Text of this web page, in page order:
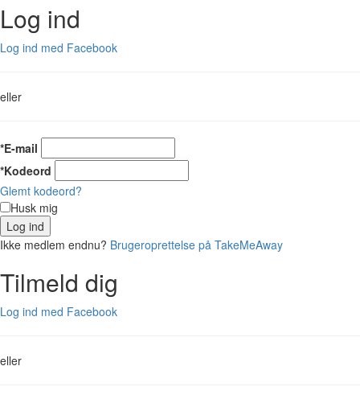
Log ind
Log ind med Facebook
eller
*E-mail
*Kodeord
Glemt kodeord?
Husk mig
Log ind
Ikke medlem endnu? Brugeroprettelse på TakeMeAway
Tilmeld dig
Log ind med Facebook
eller